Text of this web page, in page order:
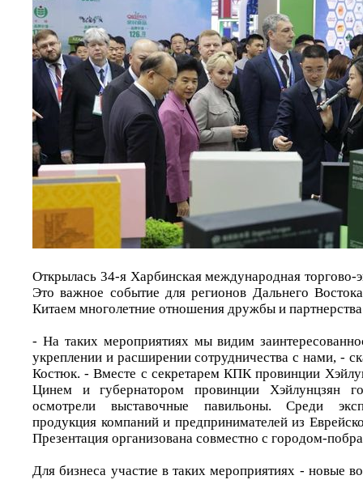
Открылась 34-я Харбинская международная торгово-
Это важное событие для регионов Дальнего
Китаем многолетние отношения дружбы и
- На таких мероприятиях мы видим
укреплении и расширении сотрудничества с нами, -
Костюк. - Вместе с секретарем КПК провинции
Цинем и губернатором провинции Хэйлунцзян
осмотрели выставочные павильоны. Среди
продукция компаний и предпринимателей из
Презентация организована совместно с городом-
Для бизнеса участие в таких мероприятиях - новые